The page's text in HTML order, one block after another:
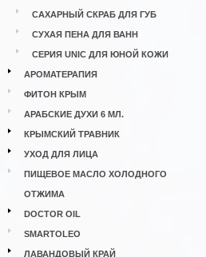
САХАРНЫЙ СКРАБ ДЛЯ ГУБ
СУХАЯ ПЕНА ДЛЯ ВАНН
СЕРИЯ UNIC ДЛЯ ЮНОЙ КОЖИ
АРОМАТЕРАПИЯ
ФИТОН КРЫМ
АРАБСКИЕ ДУХИ 6 МЛ.
КРЫМСКИЙ ТРАВНИК
УХОД ДЛЯ ЛИЦА
ПИЩЕВОЕ МАСЛО ХОЛОДНОГО
ОТЖИМА
DOCTOR OIL
SMARTOLEO
ЛАВАНДОВЫЙ КРАЙ